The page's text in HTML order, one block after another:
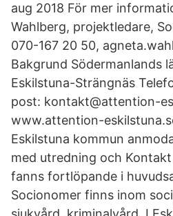
aug 2018 För mer
Wahlberg, projektledare,
070-167 20 50,
Bakgrund Södermanlands
Eskilstuna-Strängnäs
post: kontakt@attention-
www.attention-
Eskilstuna kommun
med utredning och
fanns fortlöpande i
Socionomer finns inom